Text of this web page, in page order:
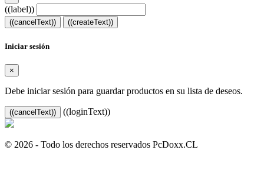
((label))
((cancelText)) ((createText))
Iniciar sesión
×
Debe iniciar sesión para guardar productos en su lista de deseos.
((cancelText)) ((loginText))
© 2026 - Todo los derechos reservados PcDoxx.CL